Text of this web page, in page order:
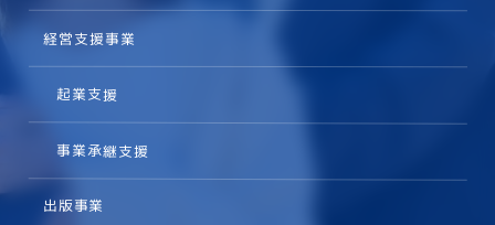
経営支援事業
起業支援
事業承継支援
出版事業